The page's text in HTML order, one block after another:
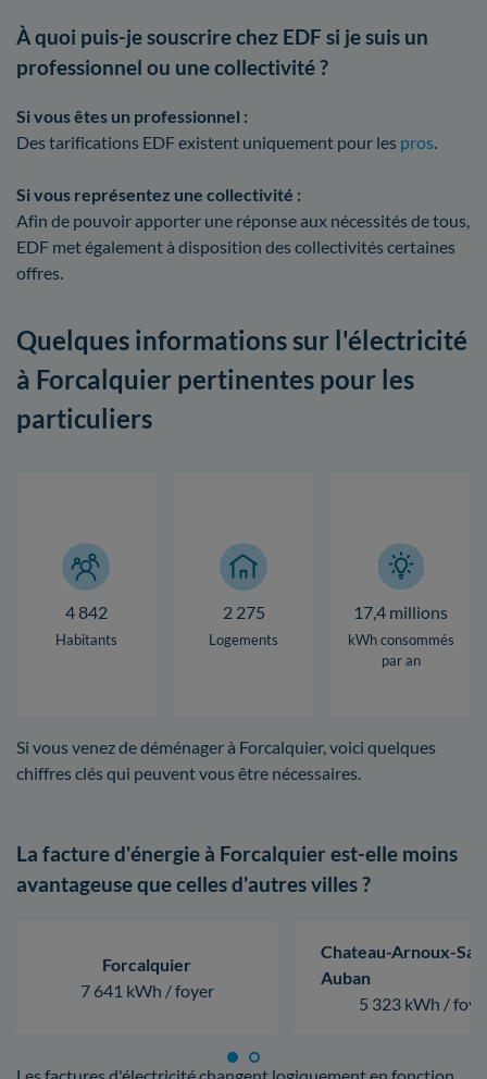
À quoi puis-je souscrire chez EDF si je suis un
professionnel ou une collectivité ?
Si vous êtes un professionnel :
Des tarifications EDF existent uniquement pour les pros.
Si vous représentez une collectivité :
Afin de pouvoir apporter une réponse aux nécessités de tous,
EDF met également à disposition des collectivités certaines
offres.
Quelques informations sur l'électricité
à Forcalquier pertinentes pour les
particuliers
4 842
Habitants
2 275
Logements
17,4 millions
kWh consommés
par an
Si vous venez de déménager à Forcalquier, voici quelques
chiffres clés qui peuvent vous être nécessaires.
La facture d'énergie à Forcalquier est-elle moins
avantageuse que celles d'autres villes ?
Forcalquier
7 641 kWh / foyer
Chateau-Arnoux-
Auban
5 323 kWh /
Les factures d'électricité changent logiquement en fonction